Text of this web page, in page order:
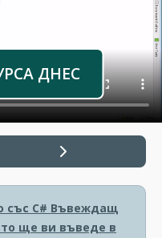
ДНЕС
със C# Въвеждащ
ще ви въведе в